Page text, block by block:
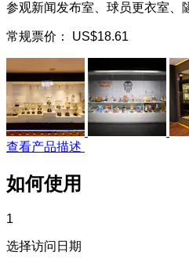
参观新闻发布室、球员更衣室、
常规票价： US$18.61
查看产品描述
如何使用
1
选择访问日期